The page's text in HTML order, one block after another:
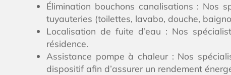
Élimination bouchons canalisations : Nos
tuyauteries (toilettes, lavabo, douche,
Localisation de fuite d’eau : Nos
résidence.
Assistance pompe à chaleur : Nos
dispositif afin d’assurer un rendement